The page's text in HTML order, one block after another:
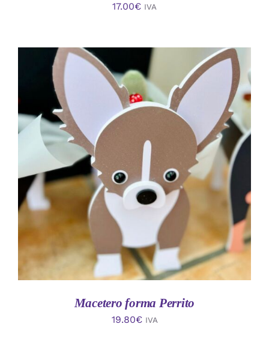
17.00€ IVA
AÑADIR AL CARRITO
DETALLES
Macetero forma Perrito
19.80€ IVA